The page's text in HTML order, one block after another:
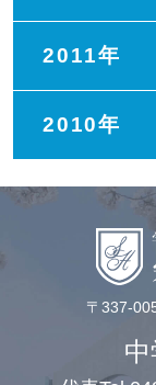
2011年
2010年
〒337-